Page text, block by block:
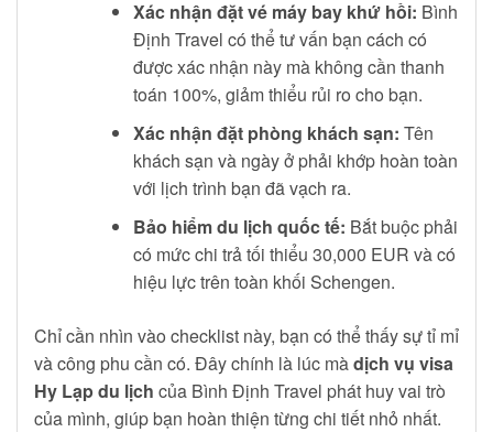
Xác nhận đặt vé máy bay khứ hồi: Bình
Định Travel có thể tư vấn bạn cách có
được xác nhận này mà không cần thanh
toán 100%, giảm thiểu rủi ro cho bạn.
Xác nhận đặt phòng khách sạn: Tên
khách sạn và ngày ở phải khớp hoàn toàn
với lịch trình bạn đã vạch ra.
Bảo hiểm du lịch quốc tế: Bắt buộc phải
có mức chi trả tối thiểu 30,000 EUR và có
hiệu lực trên toàn khối Schengen.
Chỉ cần nhìn vào checklist này, bạn có thể thấy sự tỉ mỉ
và công phu cần có. Đây chính là lúc màdịch vụ visa
Hy Lạp du lịch của Bình Định Travel phát huy vai trò
của mình, giúp bạn hoàn thiện từng chi tiết nhỏ nhất.